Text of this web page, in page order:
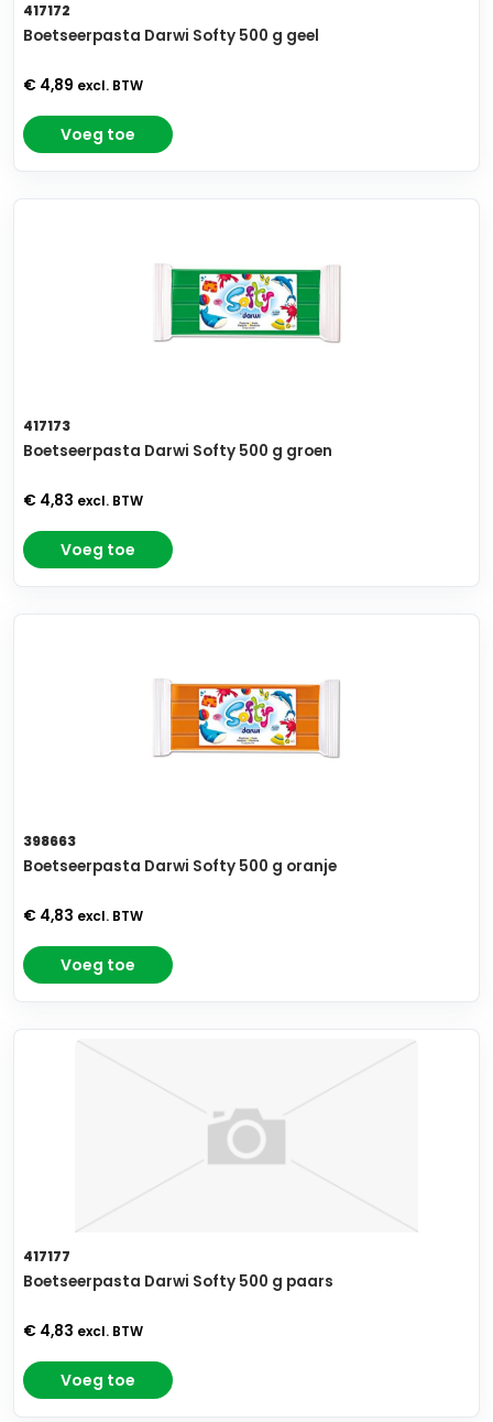
417172
Boetseerpasta Darwi Softy 500 g geel
€ 4,89 excl. BTW
Voeg toe
417173
Boetseerpasta Darwi Softy 500 g groen
€ 4,83 excl. BTW
Voeg toe
398663
Boetseerpasta Darwi Softy 500 g oranje
€ 4,83 excl. BTW
Voeg toe
417177
Boetseerpasta Darwi Softy 500 g paars
€ 4,83 excl. BTW
Voeg toe